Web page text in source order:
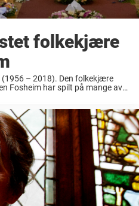
folkekjære
(1956 – 2018). Den folkekjære
Fosheim har spilt på mange av